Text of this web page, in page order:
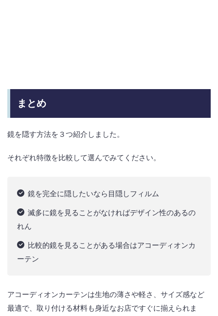
まとめ
鏡を隠す方法を３つ紹介しました。
それぞれ特徴を比較して選んでみてください。
鏡を完全に隠したいなら目隠しフィルム
滅多に鏡を見ることがなければデザイン性のあるの
れん
比較的鏡を見ることがある場合はアコーディオンカ
ーテン
アコーディオンカーテンは生地の薄さや軽さ、サイズ感など
最適で、取り付ける材料も身近なお店ですぐに揃えられま